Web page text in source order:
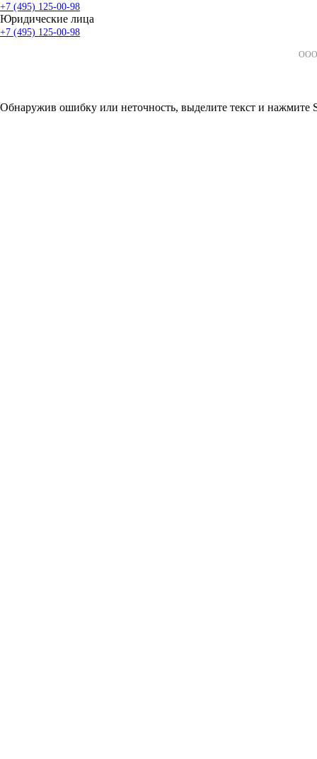
+7 (495) 125-00-98
Юридические лица
+7 (495) 125-00-98
ООО
Обнаружив ошибку или неточность, выделите текст и нажмите